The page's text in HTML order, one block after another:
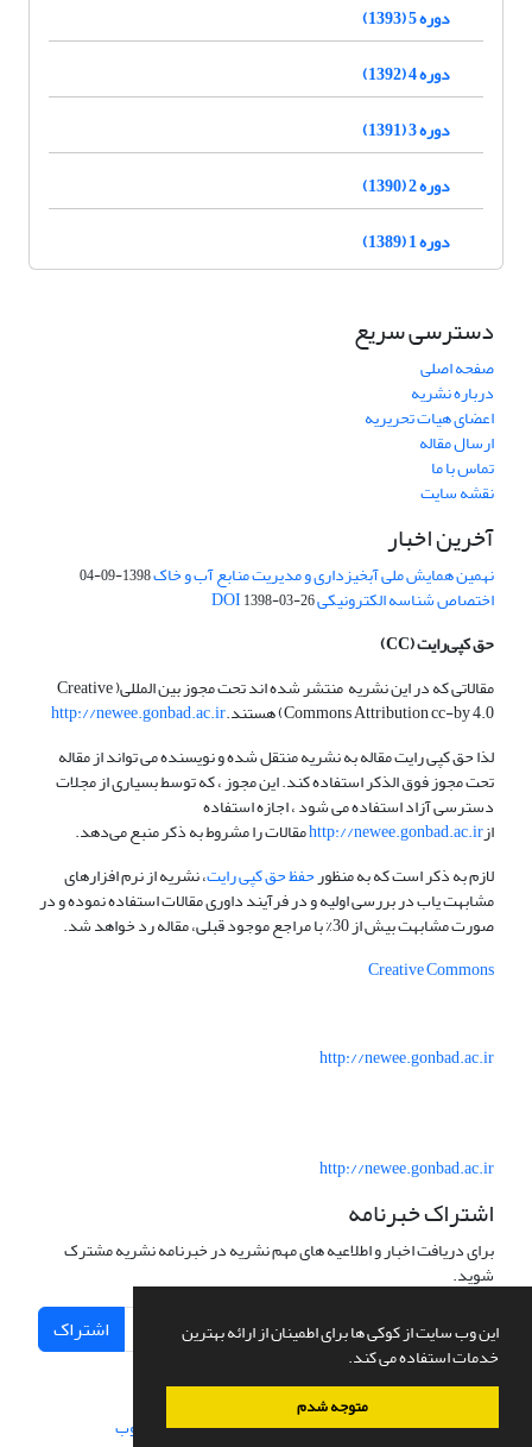
این وب سایت از کوکی ها برای اطمینان از ارائه بهترین
خدمات استفاده می کند.
متوجه شدم
دوره 5 (1393)
دوره 4 (1392)
دوره 3 (1391)
دوره 2 (1390)
دوره 1 (1389)
دسترسی سریع
صفحه اصلی
درباره نشریه
اعضای هیات تحریریه
ارسال مقاله
تماس با ما
نقشه سایت
آخرین اخبار
نهمین همایش ملی آبخیزداری و مدیریت منابع آب و خاک1398-09-04
اختصاص شناسه الکترونیکی DOI1398-03-26
حق کپی‌رایت(CC)
مقالاتی که در این نشریه منتشر شده اند تحت مجوز بین المللی( Creative
Commons Attribution cc-by 4.0) هستند.
http://newee.gonbad.ac.ir
لذا حق کپی رایت مقاله به نشریه منتقل شده و نویسنده می تواند از مقاله
تحت مجوز فوق الذکر استفاده کند. این مجوز ، که توسط بسیاری از مجلات
دسترسی آزاد استفاده می شود ، اجازه استفاده
ازhttp://newee.gonbad.ac.irمقالات را مشروط به ذکر منبع می‌دهد.
لازم به ذکر است که به منظورحفظ حق کپی رایت، نشریه از نرم افزارهای
مشابهت یاب در بررسی اولیه و در فرآیند داوری مقالات استفاده نموده و در
صورت مشابهت بیش از 30% با مراجع موجود قبلی، مقاله رد خواهد شد.
Creative Commons
http://newee.gonbad.ac.ir
http://newee.gonbad.ac.ir
اشتراک خبرنامه
برای دریافت اخبار و اطلاعیه های مهم نشریه در خبرنامه نشریه مشترک
شوید.
اشتراک
سامانه مدیریت نشریات علمی.طراحی و پیاده سازی از سیناوب